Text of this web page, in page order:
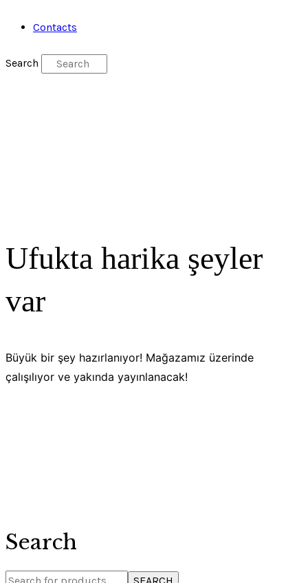
Contacts
Search
Ufukta harika şeyler
var
Büyük bir şey hazırlanıyor! Mağazamız üzerinde
çalışılıyor ve yakında yayınlanacak!
Search
SEARCH